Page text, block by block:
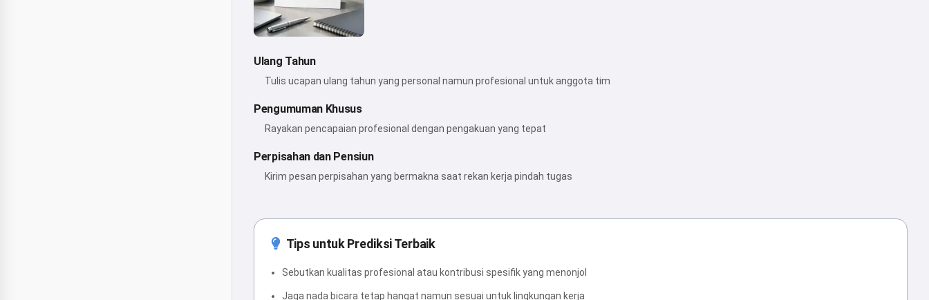
Ulang Tahun
Tulis ucapan ulang tahun yang personal namun profesional untuk anggota tim
Pengumuman Khusus
Rayakan pencapaian profesional dengan pengakuan yang tepat
Perpisahan dan Pensiun
Kirim pesan perpisahan yang bermakna saat rekan kerja pindah tugas
Tips untuk Prediksi Terbaik
Sebutkan kualitas profesional atau kontribusi spesifik yang menonjol
Jaga nada bicara tetap hangat namun sesuai untuk lingkungan kerja